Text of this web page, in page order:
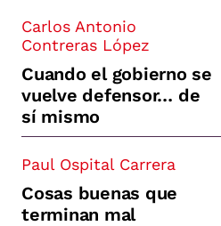
Carlos Antonio
Contreras López
Cuando el gobierno se
vuelve defensor… de
sí mismo
Paul Ospital Carrera
Cosas buenas que
terminan mal